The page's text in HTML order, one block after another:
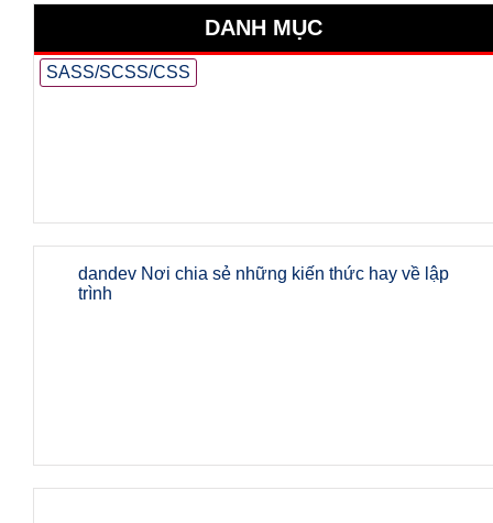
DANH MỤC
SASS/SCSS/CSS
dandev Nơi chia sẻ những kiến thức hay về lập
trình